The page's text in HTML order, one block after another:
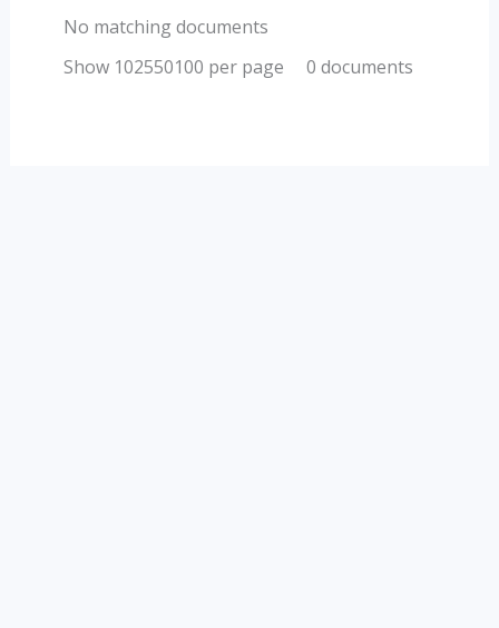
No matching documents
Show 102550100 per page
0 documents